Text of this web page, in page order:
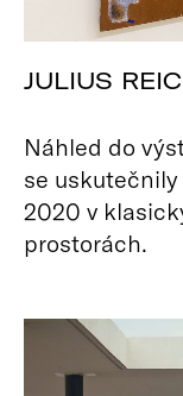
JULIUS
Náhled do
se
2020 v
prostorách.